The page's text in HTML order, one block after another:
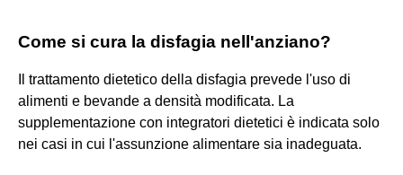
Come si cura la disfagia nell'anziano?
Il trattamento dietetico della disfagia prevede l'uso di
alimenti e bevande a densità modificata. La
supplementazione con integratori dietetici è indicata solo
nei casi in cui l'assunzione alimentare sia inadeguata.